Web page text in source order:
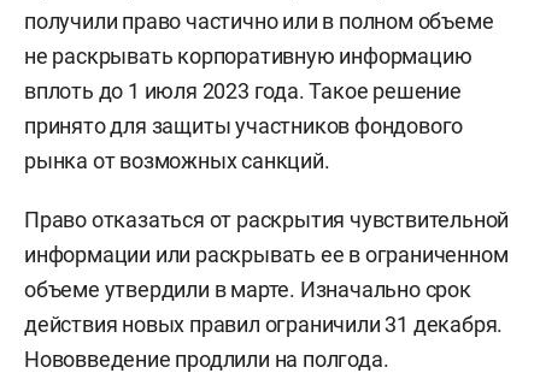
получили право частично или в полном объеме
не раскрывать корпоративную информацию
вплоть до 1 июля 2023 года. Такое решение
принято для защитыучастников фондового
рынка от возможных санкций.
Право отказаться от раскрытия чувствительной
информации или раскрывать ее в ограниченном
объеме утвердили в марте. Изначально срок
действия новых правил ограничили 31 декабря.
Нововведение продлили на полгода.